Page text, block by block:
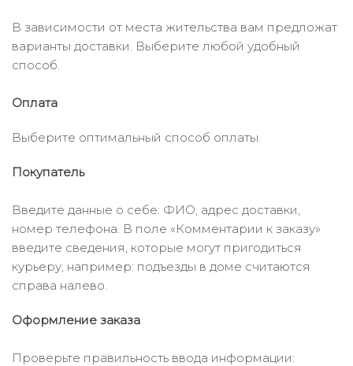
В зависимости от места жительства вам предложат
варианты доставки. Выберите любой удобный
способ.
Оплата
Выберите оптимальный способ оплаты.
Покупатель
Введите данные о себе: ФИО, адрес доставки,
номер телефона. В поле «Комментарии к заказу»
введите сведения, которые могут пригодиться
курьеру, например: подъезды в доме считаются
справа налево.
Оформление заказа
Проверьте правильность ввода информации: